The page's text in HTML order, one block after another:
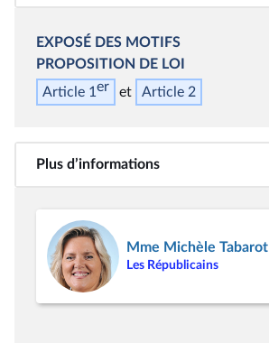
EXPOSÉ DES MOTIFS
PROPOSITION DE LOI
Article 1er Article 2
Plus d’informations
Mme Michèle Tabarot
Les Républicains